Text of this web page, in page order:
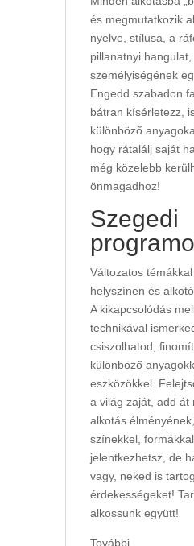
és megmutatkozik
nyelve, stílusa, a
pillanatnyi hangulat,
személyiségének
Engedd szabadon
bátran kísérletezz,
különböző
hogy rátalálj saját
még közelebb
önmagadhoz!
Szegedi
Változatos
helyszínen és
A kikapcsolódás
technikával
csiszolhatod,
különböző
eszközökkel.
a világ zaját, add át
alkotás
színekkel,
jelentkezhetsz, de
vagy, neked is
érdekességeket!
alkossunk együtt!
További